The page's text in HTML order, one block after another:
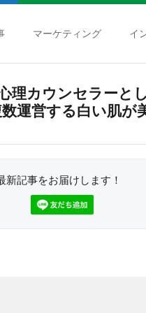
マーケティング イ
理カウンセラーと
運営する白い肌が
新記事をお届けします！